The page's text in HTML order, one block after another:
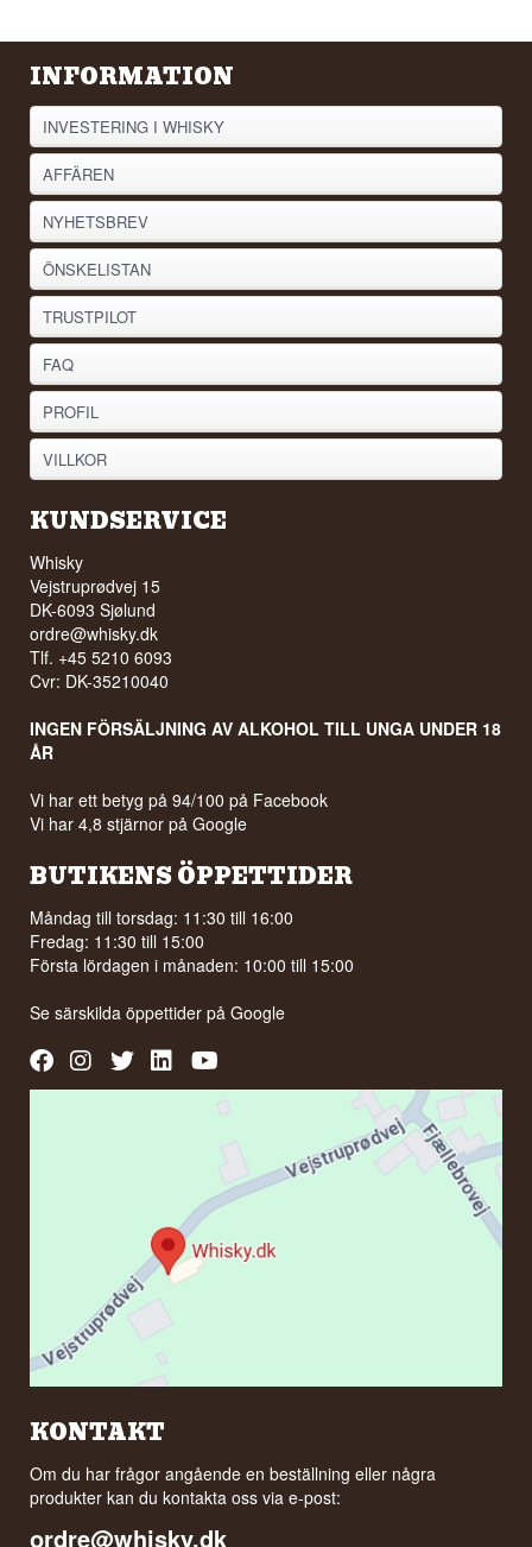
INFORMATION
INVESTERING I WHISKY
AFFÄREN
NYHETSBREV
ÖNSKELISTAN
TRUSTPILOT
FAQ
PROFIL
VILLKOR
KUNDSERVICE
Whisky
Vejstruprødvej 15
DK-6093 Sjølund
ordre@whisky.dk
Tlf. +45 5210 6093
Cvr: DK-35210040
INGEN FÖRSÄLJNING AV ALKOHOL TILL UNGA UNDER 18
ÅR
Vi har ett betyg på 94/100 på Facebook
Vi har 4,8 stjärnor på Google
BUTIKENS ÖPPETTIDER
Måndag till torsdag: 11:30 till 16:00
Fredag: 11:30 till 15:00
Första lördagen i månaden: 10:00 till 15:00
Se särskilda öppettider påGoogle
KONTAKT
Om du har frågor angående en beställning eller några
produkter kan du kontakta oss via e-post:
ordre@whisky.dk